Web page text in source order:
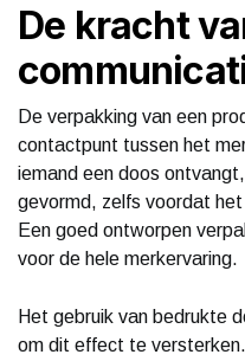
De kracht
De verpakking van een
contactpunt tussen het
iemand een doos
gevormd, zelfs voordat
Een goed ontworpen
voor de hele merkervaring.
Het gebruik van bedrukte
om dit effect te